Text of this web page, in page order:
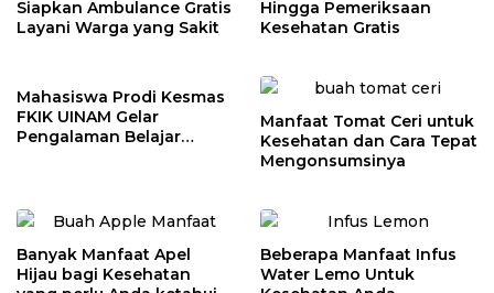
Siapkan Ambulance Gratis
Layani Warga yang Sakit
Hingga Pemeriksaan
Kesehatan Gratis
Mahasiswa Prodi Kesmas
FKIK UINAM Gelar
Pengalaman Belajar
Manfaat Tomat Ceri untuk
Kesehatan dan Cara Tepat
Mengonsumsinya
Banyak Manfaat Apel
Hijau bagi Kesehatan
Beberapa Manfaat Infus
Water Lemo Untuk